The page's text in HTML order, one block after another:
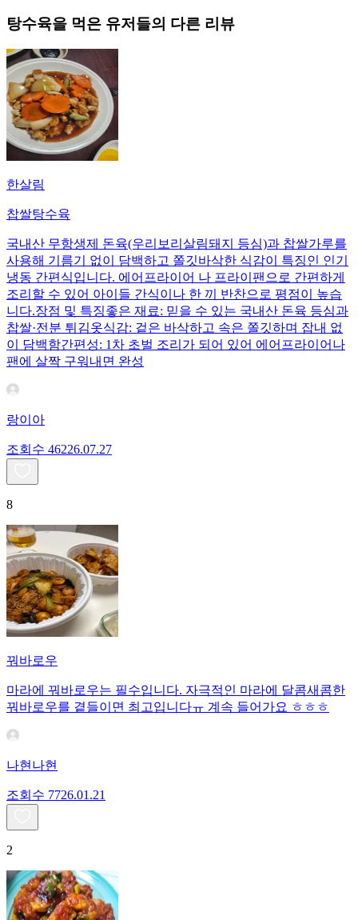
탕수육을 먹은 유저들의 다른 리뷰
한살림
찹쌀탕수육
국내산 무항생제 돈육(우리보리살림돼지 등심)과 찹쌀가루를
사용해 기름기 없이 담백하고 쫄깃바삭한 식감이 특징인 인기
냉동 간편식입니다. 에어프라이어 나 프라이팬으로 간편하게
조리할 수 있어 아이들 간식이나 한 끼 반찬으로 평점이 높습
니다.장점 및 특징좋은 재료: 믿을 수 있는 국내산 돈육 등심과
찹쌀·전분 튀김옷식감: 겉은 바삭하고 속은 쫄깃하며 잡내 없
이 담백함간편성: 1차 초벌 조리가 되어 있어 에어프라이어나
팬에 살짝 구워내면 완성
랑이아
조회수 46226.07.27
8
꿔바로우
마라에 꿔바로우는 필수입니다. 자극적인 마라에 달콤새콤한
꿔바로우를 곁들이면 최고입니다ㅠ 계속 들어가요 ㅎㅎㅎ
나현나현
조회수 7726.01.21
2